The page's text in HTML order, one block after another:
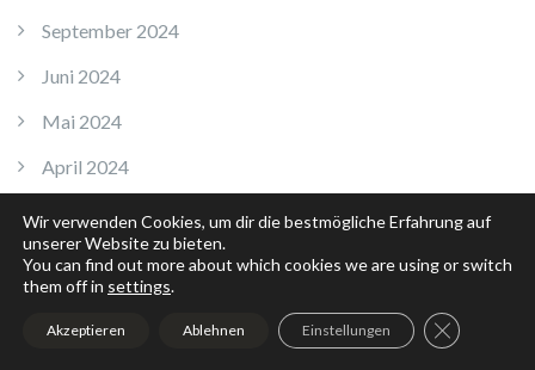
September 2024
Juni 2024
Mai 2024
April 2024
Februar 2024
Januar 2024
Wir verwenden Cookies, um dir die bestmögliche Erfahrung auf
unserer Website zu bieten.
You can find out more about which cookies we are using or switch
them off in settings.
Akzeptieren Ablehnen Einstellungen GDPR